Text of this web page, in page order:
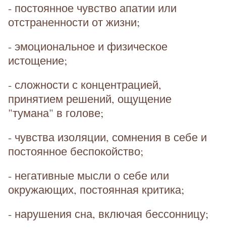
- постоянное чувство апатии или
отстраненности от жизни;
- эмоциональное и физическое
истощение;
- сложности с концентрацией,
принятием решений, ощущение
"тумана" в голове;
- чувства изоляции, сомнения в себе и
постоянное беспокойство;
- негативные мысли о себе или
окружающих, постоянная критика;
- нарушения сна, включая бессонницу;